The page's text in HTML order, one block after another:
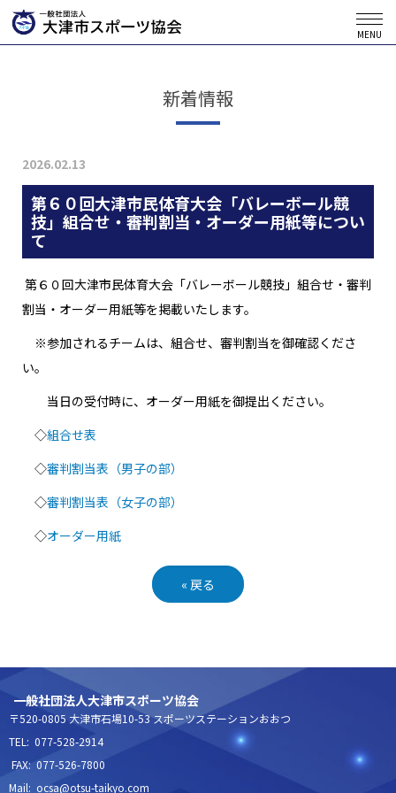
MENU
新着情報
2026.02.13
第６０回大津市民体育大会「バレーボール競
技」組合せ・審判割当・オーダー用紙等につい
て
第６０回大津市民体育大会「バレーボール競技」組合せ・審判
割当・オーダー用紙等を掲載いたします。
※参加されるチームは、組合せ、審判割当を御確認くださ
い。
当日の受付時に、オーダー用紙を御提出ください。
◇組合せ表
◇審判割当表（男子の部）
◇審判割当表（女子の部）
◇オーダー用紙
« 戻る
一般社団法人大津市スポーツ協会
〒520-0805 大津市石場10-53 スポーツステーションおおつ
TEL: 077-528-2914
FAX: 077-526-7800
Mail: ocsa@otsu-taikyo.com